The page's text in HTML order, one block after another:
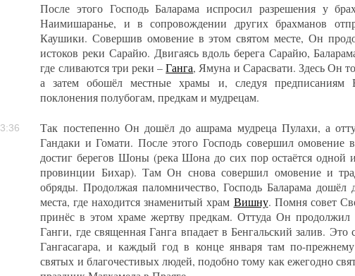
После этого Господь Баларама испросил разрешения у
Наимишаранье, и в сопровождении других брахманов
Каушики. Совершив омовение в этом святом месте, Он
истоков реки Сарайю. Двигаясь вдоль берега Сарайю,
где сливаются три реки –Ганга, Ямуна и Сарасвати. Здесь Он
а затем обошёл местные храмы и, следуя предписаниям
поклонения полубогам, предкам и мудрецам.
Так постепенно Он дошёл до ашрама мудреца Пулахи, а
Гандаки и Гомати. После этого Господь совершил омовение
достиг берегов Шоны (река Шона до сих пор остаётся одной
провинции Бихар). Там Он снова совершил омовение и
обряды. Продолжая паломничество, Господь Баларама дошёл
места, где находится знаменитый храм Вишну. Помня совет
принёс в этом храме жертву предкам. Оттуда Он продолжил
Ганги, где священная Ганга впадает в Бенгальский залив. Это
Гангасагара, и каждый год в конце января там по-прежнему
святых и благочестивых людей, подобно тому как ежегодно